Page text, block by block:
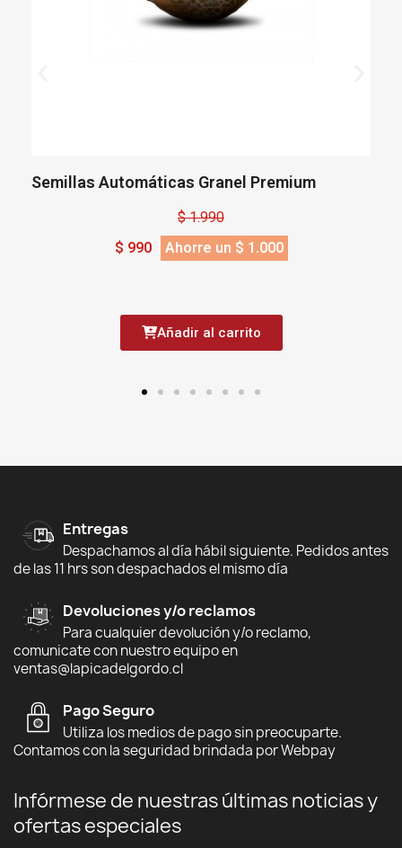
Semillas Automáticas Granel Premium
$ 1.990
$ 990
Ahorre un $ 1.000
Añadir al carrito
Entregas
Despachamos al día hábil siguiente. Pedidos antes
de las 11 hrs son despachados el mismo día
Devoluciones y/o reclamos
Para cualquier devolución y/o reclamo,
comunicate con nuestro equipo en
ventas@lapicadelgordo.cl
Pago Seguro
Utiliza los medios de pago sin preocuparte.
Contamos con la seguridad brindada por Webpay
Infórmese de nuestras últimas noticias y
ofertas especiales